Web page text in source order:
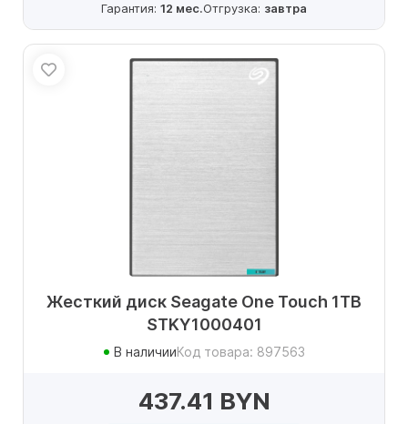
Гарантия: 12 мес.Отгрузка: завтра
Жесткий диск Seagate One Touch 1TB
STKY1000401
В наличииКод товара: 897563
437.41 BYN